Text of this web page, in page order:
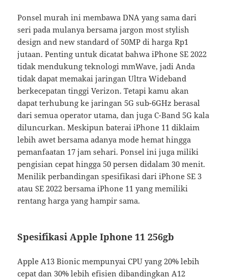
Ponsel murah ini membawa DNA yang sama dari
seri pada mulanya bersama jargon most stylish
design and new standard of 50MP di harga Rp1
jutaan. Penting untuk dicatat bahwa iPhone SE 2022
tidak mendukung teknologi mmWave, jadi Anda
tidak dapat memakai jaringan Ultra Wideband
berkecepatan tinggi Verizon. Tetapi kamu akan
dapat terhubung ke jaringan 5G sub-6GHz berasal
dari semua operator utama, dan juga C-Band 5G kala
diluncurkan. Meskipun baterai iPhone 11 diklaim
lebih awet bersama adanya mode hemat hingga
pemanfaatan 17 jam sehari. Ponsel ini juga miliki
pengisian cepat hingga 50 persen didalam 30 menit.
Menilik perbandingan spesifikasi dari iPhone SE 3
atau SE 2022 bersama iPhone 11 yang memiliki
rentang harga yang hampir sama.
Spesifikasi Apple Iphone 11 256gb
Apple A13 Bionic mempunyai CPU yang 20% lebih
cepat dan 30% lebih efisien dibandingkan A12